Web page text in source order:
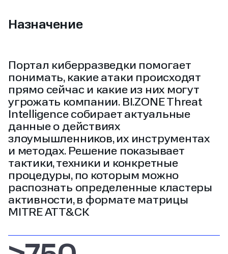
Назначение
Портал киберразведки помогает
понимать, какие атаки происходят
прямо сейчас и какие из них могут
угрожать компании. BI.ZONE Threat
Intelligence собирает актуальные
данные о действиях
злоумышленников, их инструментах
и методах. Решение показывает
тактики, техники и конкретные
процедуры, по которым можно
распознать определенные кластеры
активности, в формате матрицы
MITRE ATT&CK